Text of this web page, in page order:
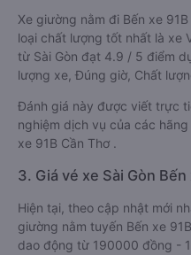
Xe giường nằm đi Bến xe
loại chất lượng tốt nhất là xe
từ Sài Gòn đạt 4.9 / 5 điểm
lượng xe, Đúng giờ, Chất
Đánh giá này được viết trực
nghiệm dịch vụ của các
xe 91B Cần Thơ .
3. Giá vé xe Sài Gòn
Hiện tại, theo cập nhật mới
giường nằm tuyến Bến xe
dao động từ 190000 đồng -